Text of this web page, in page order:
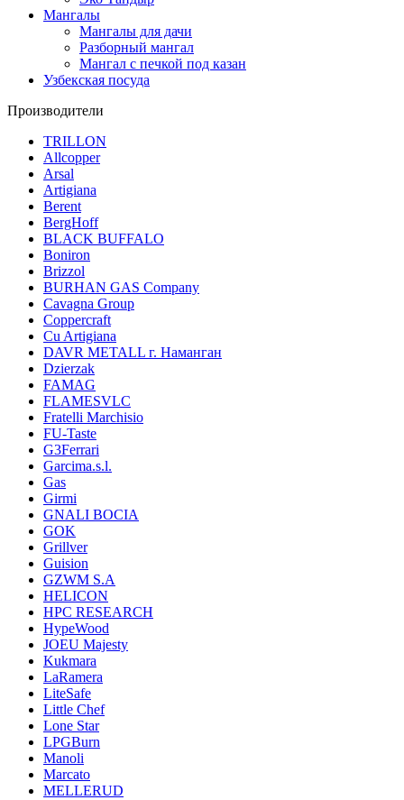
Мангалы
Мангалы для дачи
Разборный мангал
Мангал с печкой под казан
Узбекская посуда
Производители
TRILLON
Allcopper
Arsal
Artigiana
Berent
BergHoff
BLACK BUFFALO
Boniron
Brizzol
BURHAN GAS Company
Cavagna Group
Coppercraft
Cu Artigiana
DAVR METALL г. Наманган
Dzierzak
FAMAG
FLAMESVLC
Fratelli Marchisio
FU-Taste
G3Ferrari
Garcima.s.l.
Gas
Girmi
GNALI BOCIA
GOK
Grillver
Guision
GZWM S.A
HELICON
HPC RESEARCH
HypeWood
JOEU Majesty
Kukmara
LaRamera
LiteSafe
Little Chef
Lone Star
LPGBurn
Manoli
Marcato
MELLERUD